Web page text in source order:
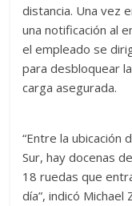
distancia. Una vez
una notificación al
el empleado se
para desbloquear
carga asegurada.
“Entre la ubicación
Sur, hay docenas
18 ruedas que
día”, indicó